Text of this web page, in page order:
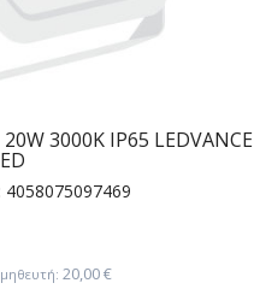
3000Κ IP65 LEDVANCE
4058075097469
20,00€